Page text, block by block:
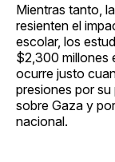
Mientras tanto,
resienten el
escolar, los
$2,300 millones
ocurre justo
presiones por
sobre Gaza y
nacional.